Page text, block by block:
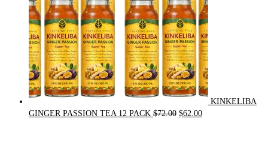
KINKELIBA
GINGER PASSION TEA 12 PACK $72.00 Original
$62.00Current